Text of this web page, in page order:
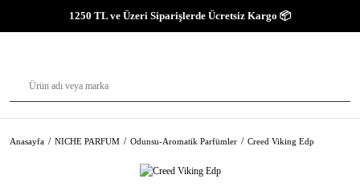
1250 TL ve Üzeri Siparişlerde Ücretsiz Kargo 📦
Anasayfa NICHE PARFUM Odunsu-Aromatik Parfümler Creed Viking Edp